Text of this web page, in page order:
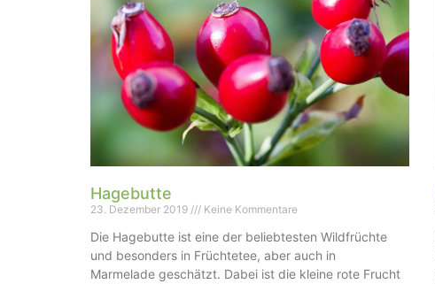
Hagebutte
23. Dezember 2019 Keine Kommentare
Die Hagebutte ist eine der beliebtesten Wildfrüchte
und besonders in Früchtetee, aber auch in
Marmelade geschätzt. Dabei ist die kleine rote Frucht